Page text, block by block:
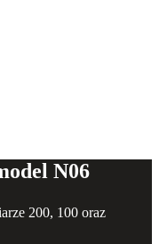
N06
200, 100 oraz